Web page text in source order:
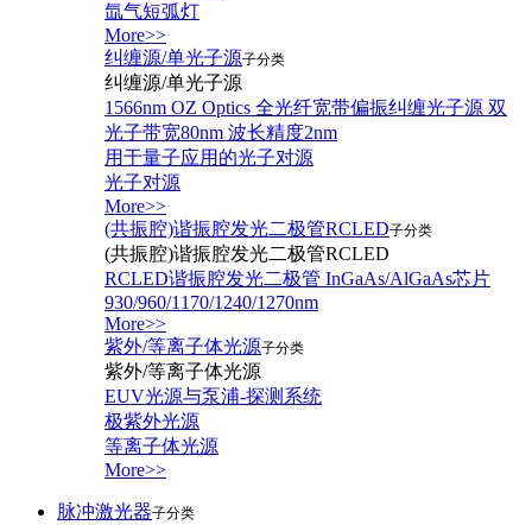
氙气短弧灯
More>>
纠缠源/单光子源子分类
纠缠源/单光子源
1566nm OZ Optics 全光纤宽带偏振纠缠光子源 双
光子带宽80nm 波长精度2nm
用于量子应用的光子对源
光子对源
More>>
(共振腔)谐振腔发光二极管RCLED子分类
(共振腔)谐振腔发光二极管RCLED
RCLED谐振腔发光二极管 InGaAs/AlGaAs芯片
930/960/1170/1240/1270nm
More>>
紫外/等离子体光源子分类
紫外/等离子体光源
EUV光源与泵浦-探测系统
极紫外光源
等离子体光源
More>>
脉冲激光器子分类